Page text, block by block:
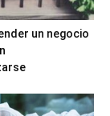
un negocio